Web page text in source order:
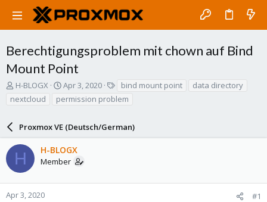
Berechtigungsproblem mit chown auf Bind
Mount Point
T
r
d
s
a
r
t
H-BLOGX
S
a
t
d
a
t
Apr 3, 2020
a
g
bind mount point
data directory
nextcloud
permission problem
Proxmox VE (Deutsch/German)
H H-BLOGX
Member
Apr 3, 2020 #1